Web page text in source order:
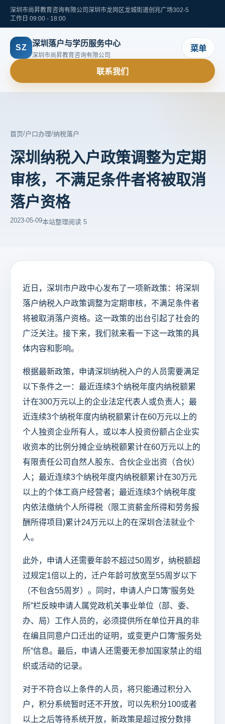
深圳市尚昇教育咨询有限公司 深圳市龙岗区龙城街道创兆广场302-5
工作日 09:00 - 18:00
SZ 深圳落户与学历服务中心
深圳市尚昇教育咨询有限公司
菜单
联系我们
首页/户口办理/纳税落户
深圳纳税入户政策调整为定期
审核，不满足条件者将被取消
落户资格
2023-05-09本站整理阅读 5
近日，深圳市户政中心发布了一项新政策：将深圳
落户纳税入户政策调整为定期审核，不满足条件者
将被取消落户资格。这一政策的出台引起了社会的
广泛关注。接下来，我们就来看一下这一政策的具
体内容和影响。
根据最新政策，申请深圳纳税入户的人员需要满足
以下条件之一：最近连续3个纳税年度内纳税额累
计在300万元以上的企业法定代表人或负责人；最
近连续3个纳税年度内纳税额累计在60万元以上的
个人独资企业所有人，或以本人投资份额占企业实
收资本的比例分摊企业纳税额累计在60万元以上的
有限责任公司自然人股东、合伙企业出资（合伙）
人；最近连续3个纳税年度内纳税额累计在30万元
以上的个体工商户经营者；最近连续3个纳税年度
内依法缴纳个人所得税（限工资薪金所得和劳务报
酬所得项目)累计24万元以上的在深圳合法就业个
人。
此外，申请人还需要年龄不超过50周岁，纳税额超
过规定1倍以上的，迁户年龄可放宽至55周岁以下
（不包含55周岁）。同时，申请人户口簿“服务处
所”栏反映申请人属党政机关事业单位（部、委、
办、局）工作人员的，必须提供所在单位开具的非
在编且同意户口迁出的证明，或变更户口簿“服务处
所”信息。最后，申请人还需要无参加国家禁止的组
织或活动的记录。
对于不符合以上条件的人员，将只能通过积分入
户，积分系统暂时还不开放，可以先积分100或者
以上之后等待系统开放，新政策是超过按分数排